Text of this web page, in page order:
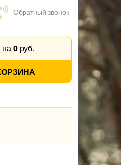
Обратный звонок
на 0руб.